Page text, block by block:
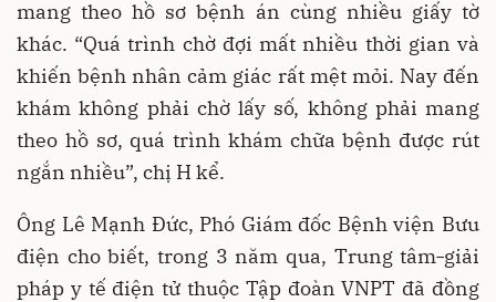
mang theo hồ sơ bệnh án cùng nhiều giấy tờ
khác. “Quá trình chờ đợi mất nhiều thời gian và
khiến bệnh nhân cảm giác rất mệt mỏi. Nay đến
khám không phải chờ lấy số, không phải mang
theo hồ sơ, quá trình khám chữa bệnh được rút
ngắn nhiều”, chị H kể.
Ông Lê Mạnh Đức, Phó Giám đốc Bệnh viện Bưu
điện cho biết, trong 3 năm qua, Trung tâm giải
pháp y tế điện tử thuộc Tập đoàn VNPT đã đồng